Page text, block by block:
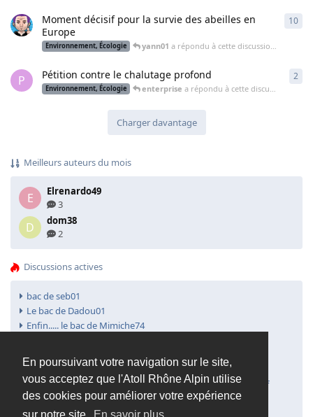
En poursuivant votre navigation sur le site,
vous acceptez que l'Atoll Rhône Alpin utilise
des cookies pour améliorer votre expérience
Moment décisif pour la survie des abeilles en
Europe
Environnement, Écologie yann01 a répondu à cette discussion
10
P Pétition contre le chalutage profond
Environnement, Écologie enterprise a répondu à cette discussion
2
Charger davantage
Meilleurs auteurs du mois
E
Elrenardo49
3
D
dom38
2
Discussions actives
bac de seb01
Le bac de Dadou01
Enfin..... le bac de Mimiche74
Bourse de Grenoble
Un nouveau :-) tout petit 125L
Bourse aquariophile récifale et eau douce de lyon : Objectif
Septembre 2008
Nouveau récifaliste